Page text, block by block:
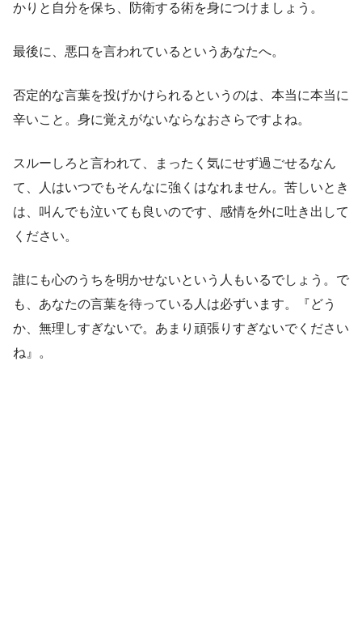
かりと自分を保ち、防衛する術を身につけましょう。
最後に、悪口を言われているというあなたへ。
否定的な言葉を投げかけられるというのは、本当に本当に
辛いこと。身に覚えがないならなおさらですよね。
スルーしろと言われて、まったく気にせず過ごせるなん
て、人はいつでもそんなに強くはなれません。苦しいとき
は、叫んでも泣いても良いのです、感情を外に吐き出して
ください。
誰にも心のうちを明かせないという人もいるでしょう。で
も、あなたの言葉を待っている人は必ずいます。『どう
か、無理しすぎないで。あまり頑張りすぎないでください
ね』。